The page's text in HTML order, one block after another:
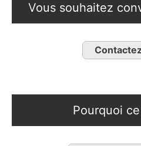
Vous souhaitez
Pourquoi